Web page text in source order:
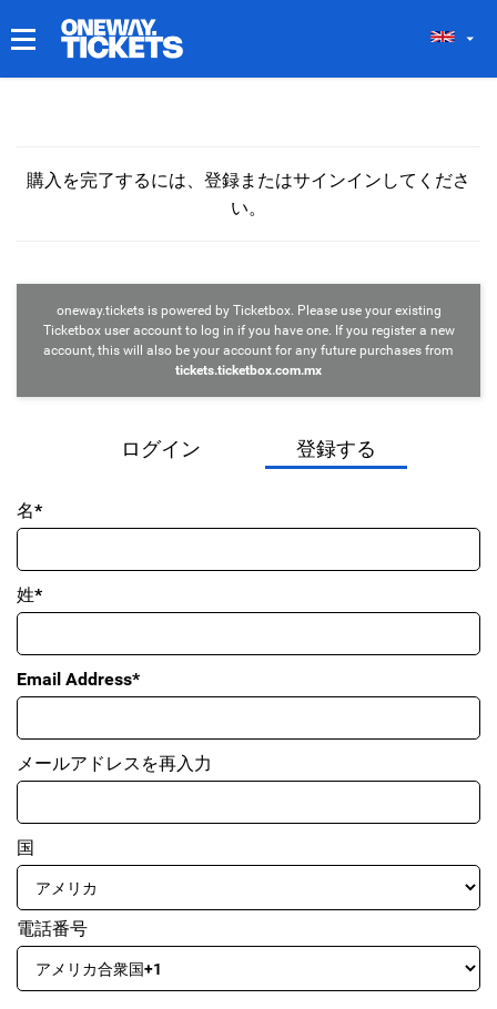
マイチケット
購入を完了するには、登録またはサインインしてくださ
い。
oneway.tickets is powered by Ticketbox. Please use your existing
Ticketbox user account to log in if you have one. If you register a new
account, this will also be your account for any future purchases from
tickets.ticketbox.com.mx
ログイン 登録する
名*
姓*
Email Address*
メールアドレスを再入力
国
電話番号